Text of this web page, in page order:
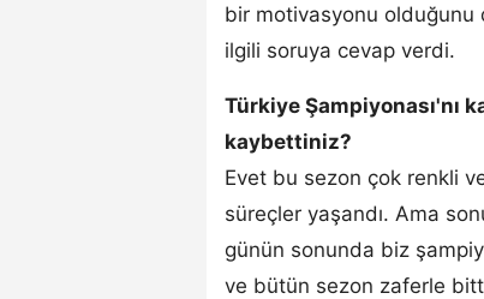
bir motivasyonu
ilgili soruya cevap verdi.
Türkiye Şampiyonası'nı
kaybettiniz?
Evet bu sezon çok renkli
süreçler yaşandı. Ama
günün sonunda biz
ve bütün sezon zaferle